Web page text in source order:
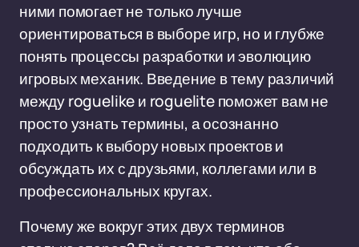
ними помогает не только лучше
ориентироваться в выборе игр, но и глубже
понять процессы разработки и эволюцию
игровых механик. Введение в тему различий
между roguelike и roguelite поможет вам не
просто узнать термины, а осознанно
подходить к выбору новых проектов и
обсуждать их с друзьями, коллегами или в
профессиональных кругах.
Почему же вокруг этих двух терминов